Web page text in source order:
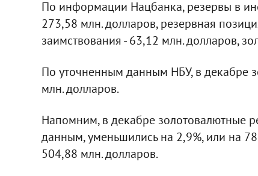
По информации Нацбанка, резервы в
273,58 млн. долларов, резервная
заимствования - 63,12 млн. долларов,
По уточненным данным НБУ, в декабре
млн. долларов.
Напомним, в декабре золотовалютные
данным, уменьшились на 2,9%, или на
504,88 млн. долларов.